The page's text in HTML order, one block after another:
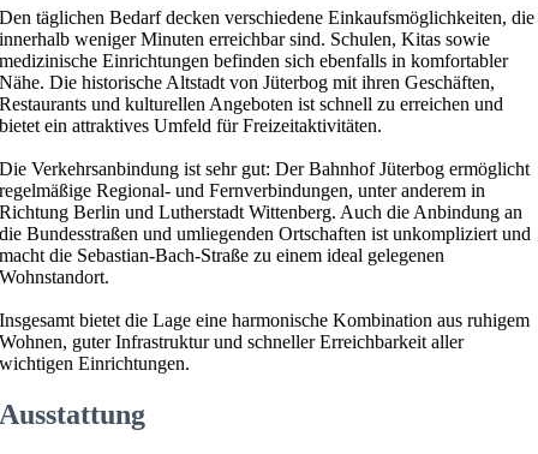
Den täglichen Bedarf decken verschiedene Einkaufsmöglichkeiten, die
innerhalb weniger Minuten erreichbar sind. Schulen, Kitas sowie
medizinische Einrichtungen befinden sich ebenfalls in komfortabler
Nähe. Die historische Altstadt von Jüterbog mit ihren Geschäften,
Restaurants und kulturellen Angeboten ist schnell zu erreichen und
bietet ein attraktives Umfeld für Freizeitaktivitäten.
Die Verkehrsanbindung ist sehr gut: Der Bahnhof Jüterbog ermöglicht
regelmäßige Regional- und Fernverbindungen, unter anderem in
Richtung Berlin und Lutherstadt Wittenberg. Auch die Anbindung an
die Bundesstraßen und umliegenden Ortschaften ist unkompliziert und
macht die Sebastian-Bach-Straße zu einem ideal gelegenen
Wohnstandort.
Insgesamt bietet die Lage eine harmonische Kombination aus ruhigem
Wohnen, guter Infrastruktur und schneller Erreichbarkeit aller
wichtigen Einrichtungen.
Ausstattung